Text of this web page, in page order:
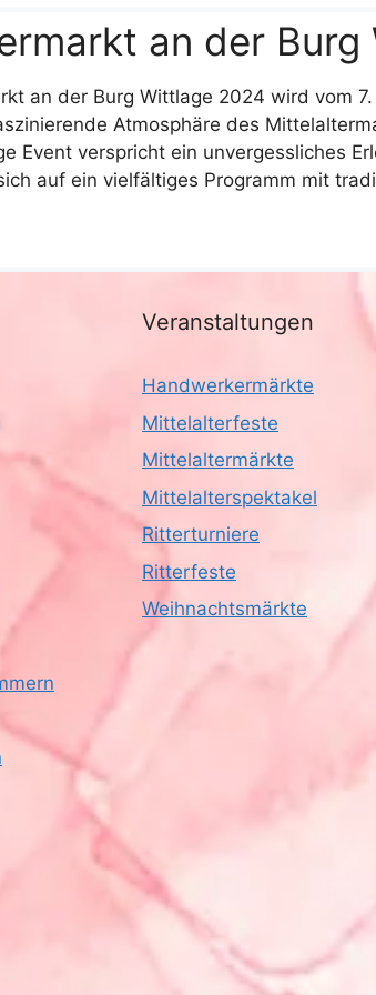
an der
an der Burg Wittlage 2024 wird vom
Atmosphäre des
Event verspricht ein unvergessliches
auf ein vielfältiges Programm mit
Veranstaltungen
Handwerkermärkte
Mittelalterfeste
Mittelaltermärkte
Mittelalterspektakel
Ritterturniere
Ritterfeste
Weihnachtsmärkte